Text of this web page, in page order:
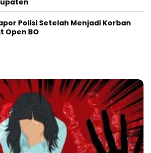
Polisi Setelah Menjadi Korban
Open BO